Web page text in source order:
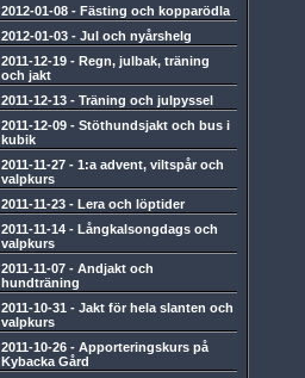
2012-01-08 - Fästing och kopparödla
2012-01-03 - Jul och nyårshelg
2011-12-19 - Regn, julbak, träning
och jakt
2011-12-13 - Träning och julpyssel
2011-12-09 - Stöthundsjakt och bus i
kubik
2011-11-27 - 1:a advent, viltspår och
valpkurs
2011-11-23 - Lera och löptider
2011-11-14 - Långkalsongdags och
valpkurs
2011-11-07 - Andjakt och
hundträning
2011-10-31 - Jakt för hela slanten och
valpkurs
2011-10-26 - Apporteringskurs på
Kybacka Gård